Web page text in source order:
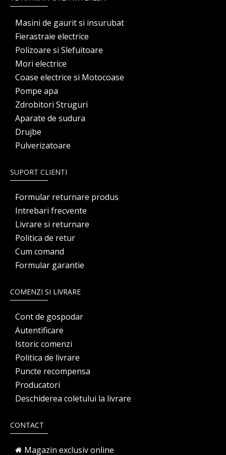
Masini de gaurit si insurubat
Fierastraie electrice
Polizoare si Slefuitoare
Mori electrice
Coase electrice si Motocoase
Pompe apa
Zdrobitori Struguri
Aparate de sudura
Drujbe
Pulverizatoare
SUPORT CLIENTI
Formular returnare produs
Intrebari frecvente
Livrare si returnare
Politica de retur
Cum comand
Formular garantie
COMENZI SI LIVRARE
Cont de gospodar
Autentificare
Istoric comenzi
Politica de livrare
Puncte recompensa
Producatori
Deschiderea coletului la livrare
CONTACT
Magazin exclusiv online